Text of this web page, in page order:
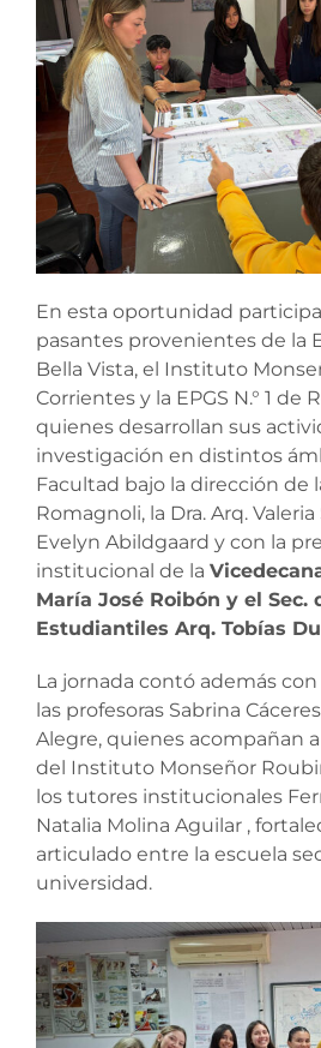
En esta oportunidad
pasantes provenientes de la
Bella Vista, el Instituto
Corrientes y la EPGS N.° 1 de
quienes desarrollan sus
investigación en distintos
Facultad bajo la dirección de
Romagnoli, la Dra. Arq.
Evelyn Abildgaard y con la
institucional de la
María José Roibón y el Sec.
Estudiantiles Arq. Tobías
La jornada contó además
las profesoras Sabrina
Alegre, quienes acompañan
del Instituto Monseñor
los tutores institucionales
Natalia Molina Aguilar ,
articulado entre la escuela
universidad.